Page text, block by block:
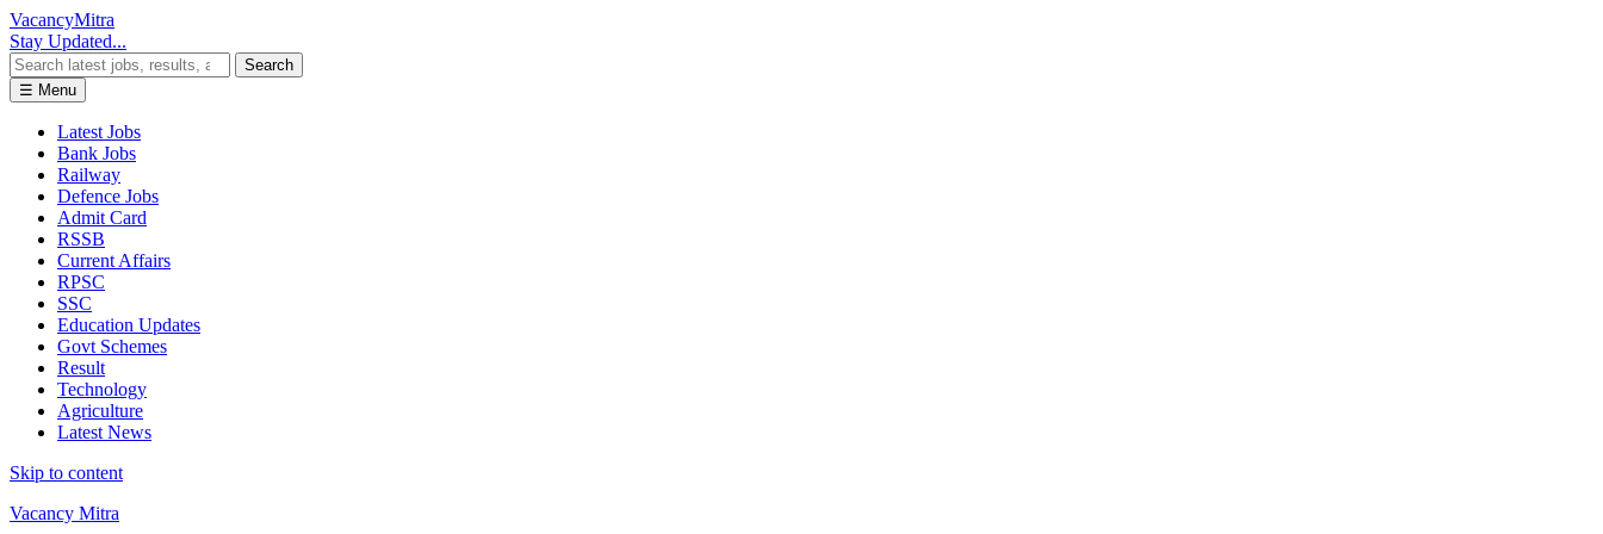
VacancyMitra
Stay Updated...
Search
☰ Menu
Latest Jobs
Bank Jobs
Railway
Defence Jobs
Admit Card
RSSB
Current Affairs
RPSC
SSC
Education Updates
Govt Schemes
Result
Technology
Agriculture
Latest News
Skip to content
Vacancy Mitra